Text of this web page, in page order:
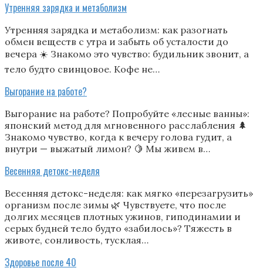
Утренняя зарядка и метаболизм
Утренняя зарядка и метаболизм: как разогнать
обмен веществ с утра и забыть об усталости до
вечера ☀️ Знакомо это чувство: будильник звонит, а
тело будто свинцовое. Кофе не…
Выгорание на работе?
Выгорание на работе? Попробуйте «лесные ванны»:
японский метод для мгновенного расслабления 🌲
Знакомо чувство, когда к вечеру голова гудит, а
внутри — выжатый лимон? 🍋 Мы живем в…
Весенняя детокс-неделя
Весенняя детокс-неделя: как мягко «перезагрузить»
организм после зимы 🌿 Чувствуете, что после
долгих месяцев плотных ужинов, гиподинамии и
серых будней тело будто «забилось»? Тяжесть в
животе, сонливость, тусклая…
Здоровье после 40